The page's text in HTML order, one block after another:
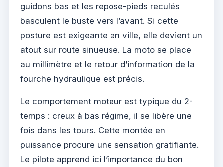
guidons bas et les repose-pieds reculés
basculent le buste vers l’avant. Si cette
posture est exigeante en ville, elle devient un
atout sur route sinueuse. La moto se place
au millimètre et le retour d’information de la
fourche hydraulique est précis.
Le comportement moteur est typique du 2-
temps : creux à bas régime, il se libère une
fois dans les tours. Cette montée en
puissance procure une sensation gratifiante.
Le pilote apprend ici l’importance du bon